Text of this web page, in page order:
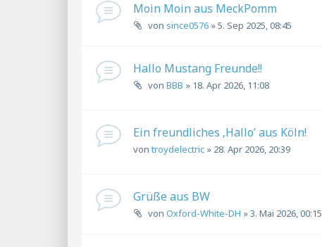
Moin Moin aus MeckPomm
von since0576 »5. Sep 2025, 08:45
Hallo Mustang Freunde!!
von BBB » 18. Apr 2026, 11:08
Ein freundliches ‚Hallo’ aus Köln!
von troydelectric » 28. Apr 2026, 20:39
Grüße aus BW
von Oxford-White-DH »3. Mai 2026, 00:15